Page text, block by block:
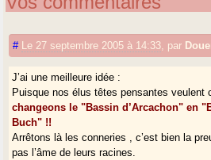
# Le 27 septembre 2005 à 14:33 par
J’ai une meilleure idée :
Puisque nos élus têtes pensantes veulent
changeons le "Bassin d’Arcachon" en
Buch" !!
Arrêtons là les conneries , c’est bien la
pas l’âme de leurs racines.